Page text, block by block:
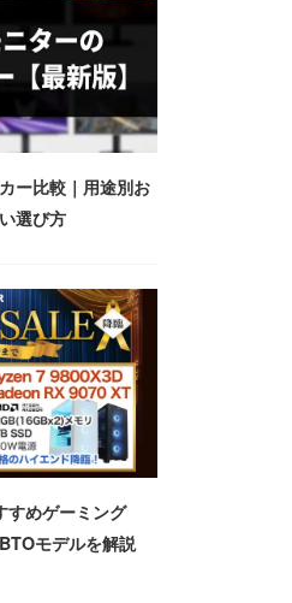
ー比較｜用途別お
選び方
すめゲーミング
モデルを解説